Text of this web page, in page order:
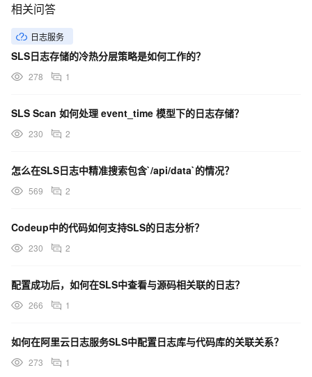
相关问答
日志服务
SLS日志存储的冷热分层策略是如何工作的？
278 1
SLS Scan 如何处理 event_time 模型下的日志存储？
230 2
怎么在SLS日志中精准搜索包含`/api/data`的情况？
569 2
Codeup中的代码如何支持SLS的日志分析？
230 2
配置成功后，如何在SLS中查看与源码相关联的日志？
266 1
如何在阿里云日志服务SLS中配置日志库与代码库的关联关系？
273 1